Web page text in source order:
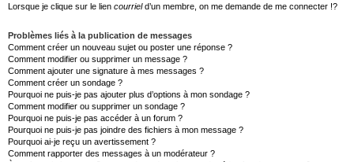
Lorsque je clique sur le lien courrield’un membre, on me demande de me connecter !?
Problèmes liés à la publication de messages
Comment créer un nouveau sujet ou poster une réponse ?
Comment modifier ou supprimer un message ?
Comment ajouter une signature à mes messages ?
Comment créer un sondage ?
Pourquoi ne puis-je pas ajouter plus d’options à mon sondage ?
Comment modifier ou supprimer un sondage ?
Pourquoi ne puis-je pas accéder à un forum ?
Pourquoi ne puis-je pas joindre des fichiers à mon message ?
Pourquoi ai-je reçu un avertissement ?
Comment rapporter des messages à un modérateur ?